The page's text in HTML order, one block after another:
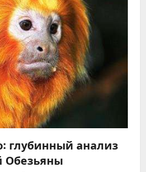
глубинный анализ
Обезьяны